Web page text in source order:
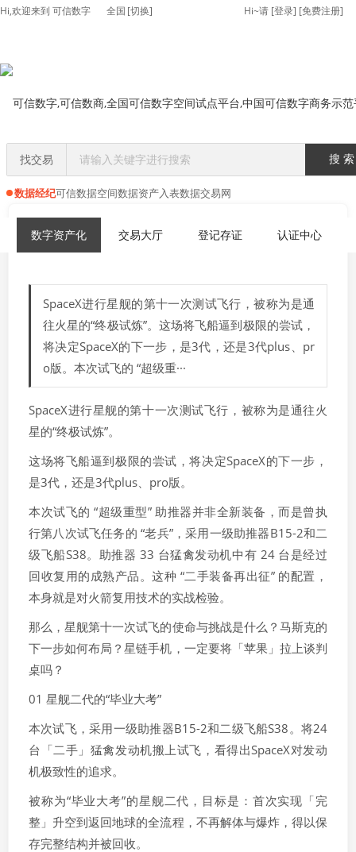
Hi,欢迎来到 可信数字 全国 [切换] Hi~请 [登录] [免费注册]
找交易 搜 索
数据经纪可信数据空间数据资产入表数据交易网
数字资产化 交易大厅 登记存证 认证中心
首页>>数字资产化
SpaceX进行星舰的第十一次测试飞行，被称为是通
往火星的“终极试炼”。这场将飞船逼到极限的尝试，
将决定SpaceX的下一步，是3代，还是3代plus、pr
o版。本次试飞的 “超级重···
SpaceX进行星舰的第十一次测试飞行，被称为是通往火
星的“终极试炼”。
这场将飞船逼到极限的尝试，将决定SpaceX的下一步，
是3代，还是3代plus、pro版。
本次试飞的 “超级重型” 助推器并非全新装备，而是曾执
行第八次试飞任务的 “老兵”，采用一级助推器B15-2和二
级飞船S38。助推器 33 台猛禽发动机中有 24 台是经过
回收复用的成熟产品。这种 “二手装备再出征” 的配置，
本身就是对火箭复用技术的实战检验。
那么，星舰第十一次试飞的使命与挑战是什么？马斯克的
下一步如何布局？星链手机，一定要将「苹果」拉上谈判
桌吗？
01 星舰二代的“毕业大考”
本次试飞，采用一级助推器B15-2和二级飞船S38。将24
台「二手」猛禽发动机搬上试飞，看得出SpaceX对发动
机极致性的追求。
被称为“毕业大考”的星舰二代，目标是：首次实现「完
整」升空到返回地球的全流程，不再解体与爆炸，得以保
存完整结构并被回收。